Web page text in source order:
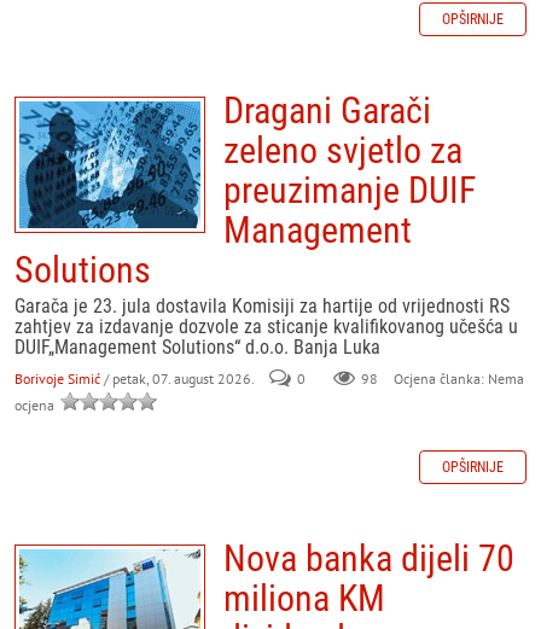
OPŠIRNIJE
Dragani Garači
zeleno svjetlo za
preuzimanje DUIF
Management
Solutions
Garača je 23. jula dostavila Komisiji za hartije od vrijednosti RS
zahtjev za izdavanje dozvole za sticanje kvalifikovanog učešća u
DUIF„Management Solutions“ d.o.o. Banja Luka
Borivoje Simić / petak, 07. august 2026. 0 98
Ocjena članka: Nema
ocjena
OPŠIRNIJE
Nova banka dijeli 70
miliona KM